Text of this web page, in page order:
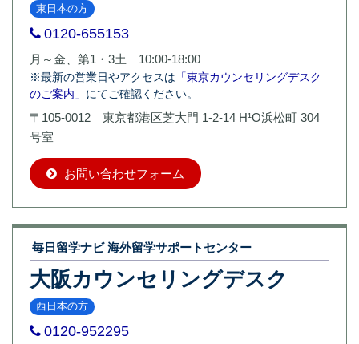
東日本の方
0120-655153
月～金、第1・3土 10:00-18:00
※最新の営業日やアクセスは 「東京カウンセリングデスク
のご案内」 にてご確認ください。
〒105-0012 東京都港区芝大門 1-2-14 H¹O浜松町 304
号室
お問い合わせフォーム
毎日留学ナビ 海外留学サポートセンター
大阪カウンセリングデスク
西日本の方
0120-952295